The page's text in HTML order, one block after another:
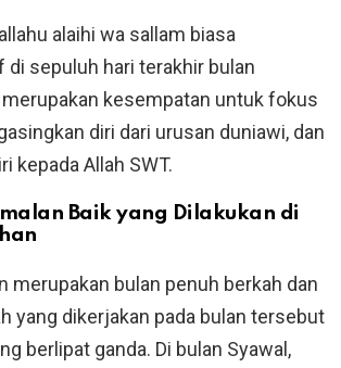
alaihi wa sallam biasa
di sepuluh hari terakhir bulan
kesempatan untuk fokus
diri dari urusan duniawi, dan
kepada Allah SWT.
Baik yang Dilakukan di
merupakan bulan penuh berkah dan
yang dikerjakan pada bulan tersebut
berlipat ganda. Di bulan Syawal,